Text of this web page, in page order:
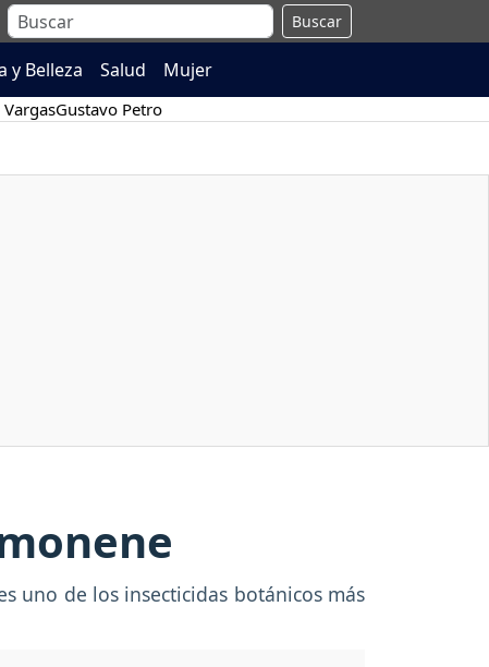
Buscar
y Belleza Salud Mujer
Gustavo Petro
uno de los insecticidas botánicos más